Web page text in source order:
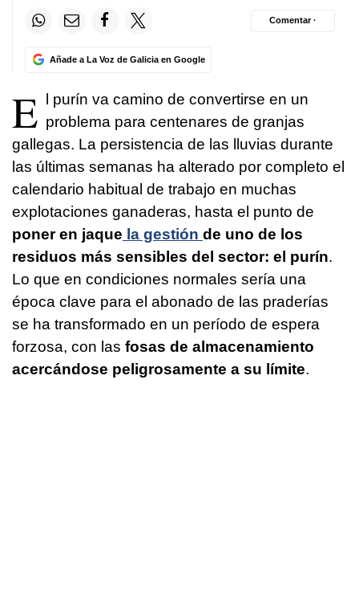
Añade a La Voz de Galicia en Google
Comentar ·
E l purín va camino de convertirse en un
problema para centenares de granjas
gallegas. La persistencia de las lluvias durante
las últimas semanas ha alterado por completo el
calendario habitual de trabajo en muchas
explotaciones ganaderas, hasta el punto de
poner en jaque la gestión de uno de los
residuos más sensibles del sector: el purín.
Lo que en condiciones normales sería una
época clave para el abonado de las praderías
se ha transformado en un período de espera
forzosa, con las fosas de almacenamiento
acercándose peligrosamente a su límite.